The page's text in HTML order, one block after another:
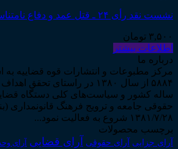
نشست نقد رأی ۲۴ ـ قتل عمد و دفاع نامتناسب
۳,۵۰۰ تومان
اطلاعات بیشتر
درباره ما
مرکز مطبوعات و انتشارات قوه قضاییه به
۵۸۸۴ از سال ۱۳۸۰ در راستای
ساله کشور و سیاست‌های کلی دستگاه
۱۳۸۱/۷/۲۸ شروع به فعالیت نمود...
برچسب محصولات
آرای جزایی آرای حقوقی آرای قضایی آرای